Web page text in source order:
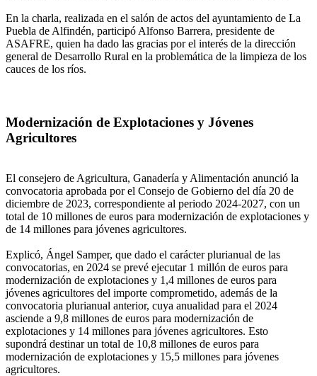
En la charla, realizada en el salón de actos del ayuntamiento de La
Puebla de Alfindén, participó Alfonso Barrera, presidente de
ASAFRE, quien ha dado las gracias por el interés de la dirección
general de Desarrollo Rural en la problemática de la limpieza de los
cauces de los ríos.
Modernización de Explotaciones y Jóvenes
Agricultores
El consejero de Agricultura, Ganadería y Alimentación anunció la
convocatoria aprobada por el Consejo de Gobierno del día 20 de
diciembre de 2023, correspondiente al periodo 2024-2027, con un
total de 10 millones de euros para modernización de explotaciones y
de 14 millones para jóvenes agricultores.
Explicó, Ángel Samper, que dado el carácter plurianual de las
convocatorias, en 2024 se prevé ejecutar 1 millón de euros para
modernización de explotaciones y 1,4 millones de euros para
jóvenes agricultores del importe comprometido, además de la
convocatoria plurianual anterior, cuya anualidad para el 2024
asciende a 9,8 millones de euros para modernización de
explotaciones y 14 millones para jóvenes agricultores. Esto
supondrá destinar un total de 10,8 millones de euros para
modernización de explotaciones y 15,5 millones para jóvenes
agricultores.